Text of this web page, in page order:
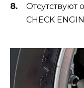
Отсутствуют
CHECK